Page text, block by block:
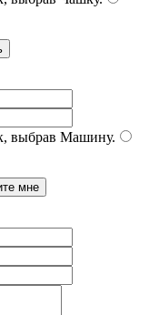
выбрав Машину.